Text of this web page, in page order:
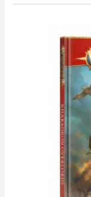
prix
initial
était :
50,00 €.